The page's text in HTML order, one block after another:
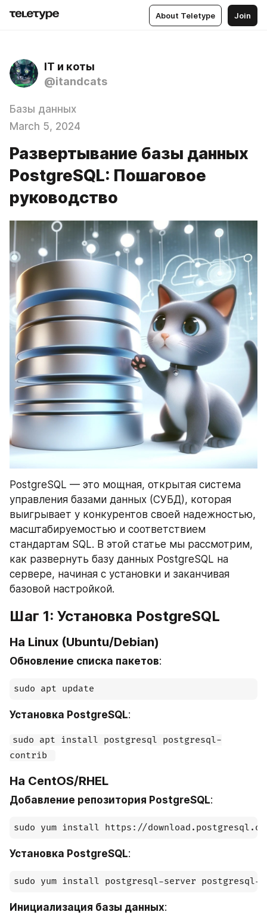
About Teletype Join
IT и коты
@itandcats
Базы данных
March 5, 2024
Развертывание базы данных
PostgreSQL: Пошаговое
руководство
PostgreSQL — это мощная, открытая система
управления базами данных (СУБД), которая
выигрывает у конкурентов своей надежностью,
масштабируемостью и соответствием
стандартам SQL. В этой статье мы рассмотрим,
как развернуть базу данных PostgreSQL на
сервере, начиная с установки и заканчивая
базовой настройкой.
Шаг 1: Установка PostgreSQL
На Linux (Ubuntu/Debian)
Обновление списка пакетов:
Установка PostgreSQL:
sudo apt install postgresql postgresql-
contrib
На CentOS/RHEL
Добавление репозитория PostgreSQL:
Установка PostgreSQL:
Инициализация базы данных: